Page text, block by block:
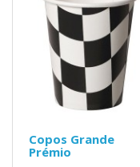
Copos Grande
Prémio